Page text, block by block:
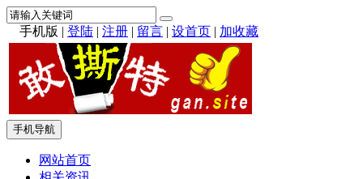
手机版 | 登陆 | 注册 | 留言 | 设首页 | 加收藏
手机导航
网站首页